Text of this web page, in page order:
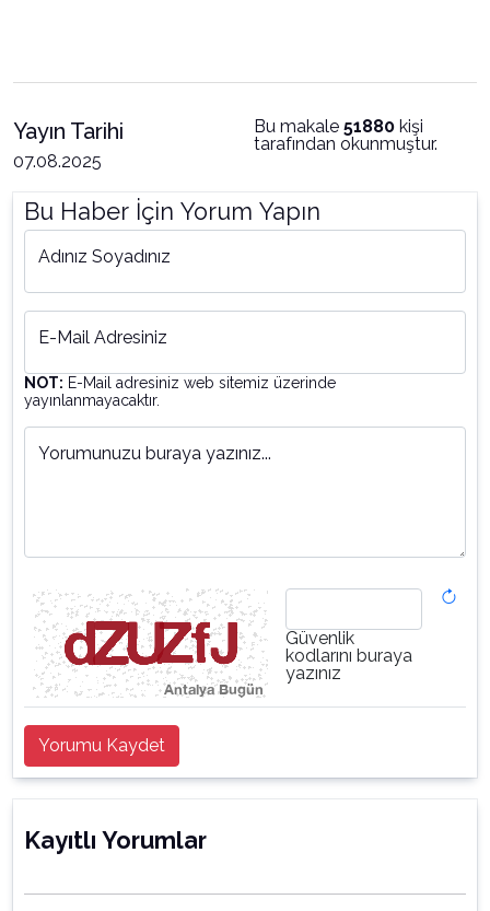
Yayın Tarihi
07.08.2025
Bu makale 51880 kişi
tarafından okunmuştur.
Bu Haber İçin Yorum Yapın
Adınız Soyadınız
E-Mail Adresiniz
NOT: E-Mail adresiniz web sitemiz üzerinde
yayınlanmayacaktır.
Yorumunuzu buraya yazınız...
Güvenlik
kodlarını buraya
yazınız
Yorumu Kaydet
Kayıtlı Yorumlar